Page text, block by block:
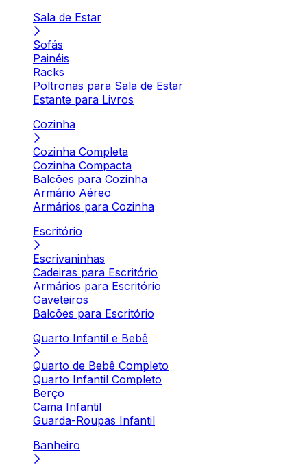
Sala de Estar
Sofás
Painéis
Racks
Poltronas para Sala de Estar
Estante para Livros
Cozinha
Cozinha Completa
Cozinha Compacta
Balcões para Cozinha
Armário Aéreo
Armários para Cozinha
Escritório
Escrivaninhas
Cadeiras para Escritório
Armários para Escritório
Gaveteiros
Balcões para Escritório
Quarto Infantil e Bebê
Quarto de Bebê Completo
Quarto Infantil Completo
Berço
Cama Infantil
Guarda-Roupas Infantil
Banheiro